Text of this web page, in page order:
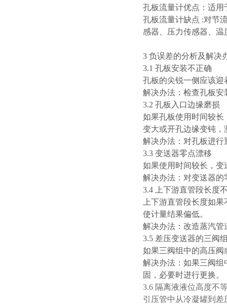
孔板流量计优点：适
孔板流量计缺点 :对节
感器、压力传感器、
3 负误差的分析及解决
3.1 孔板安装不正确
孔板的尖锐一侧应该
解决办法：检查孔板
3.2 孔板入口边缘磨损
如果孔板使用时间较
变大或开孔边缘变钝
解决办法：对孔板进
3.3 变送器零点漂移
如果使用时间较长，
解决办法：对变送器的
3.4 上下游直管段长度
上下游直管段长度如
使计量结果偏低。
解决办法：改造蒸汽
3.5 差压变送器的三阀
如果三阀组中的高压
解决办法：如果三阀
固，必要时进行更换。
3.6 隔离液液位高度不
引压管中从冷凝罐到